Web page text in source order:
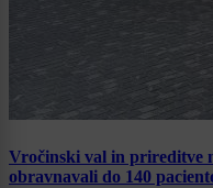
Vročinski val in prireditve
obravnavali do 140